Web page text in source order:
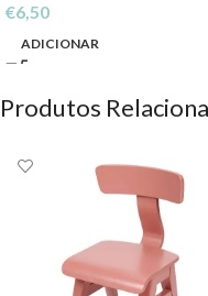
€6,50
ADICIONAR
Produtos